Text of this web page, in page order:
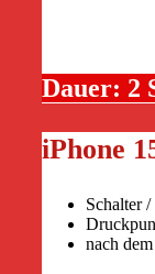
Dauer: 2
iPhone
Schalter
nach